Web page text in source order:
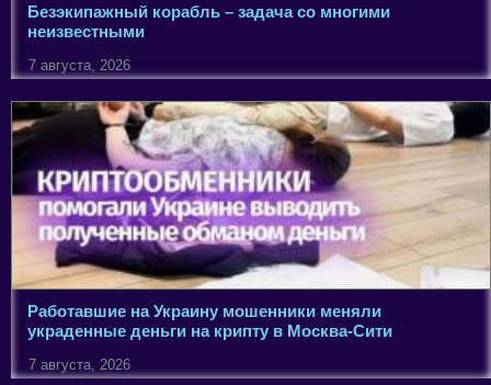
Безэкипажный корабль – задача со многими
неизвестными
7 августа, 2026
Работавшие на Украину мошенники меняли
украденные деньги на крипту в Москва-Сити
7 августа, 2026